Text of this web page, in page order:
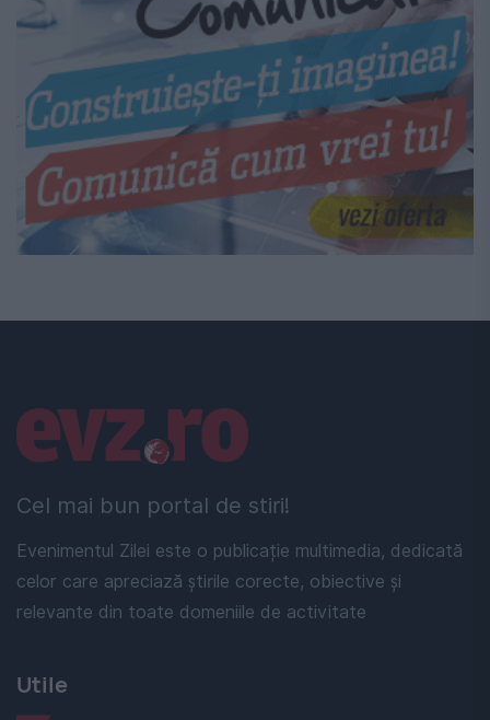
Cel mai bun portal de stiri!
Evenimentul Zilei este o publicație multimedia, dedicată
celor care apreciază știrile corecte, obiective și
relevante din toate domeniile de activitate
Linkuri utile
Utile